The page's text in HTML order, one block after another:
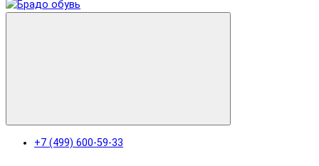
+7 (499) 600-59-33